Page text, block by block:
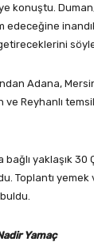
konuştu.
Adana,
Reyhanlı
bağlı yaklaşık
Toplantı yemek
Yamaç